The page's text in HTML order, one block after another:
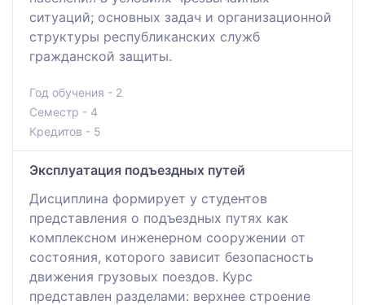
ситуаций; основных задач и организационной
структуры республиканских служб
гражданской защиты.
Год обучения - 2
Семестр - 4
Кредитов - 5
Эксплуатация подъездных путей
Дисциплина формирует у студентов
представления о подъездных путях как
комплексном инженерном сооружении от
состояния, которого зависит безопасность
движения грузовых поездов. Курс
представлен разделами: верхнее строение